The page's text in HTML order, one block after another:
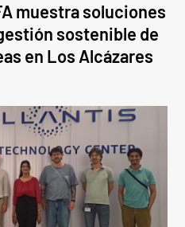
muestra soluciones
sostenible de
en Los Alcázares